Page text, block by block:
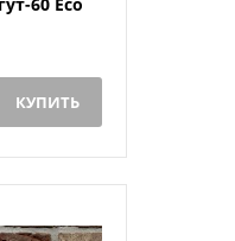
КУПИТЬ